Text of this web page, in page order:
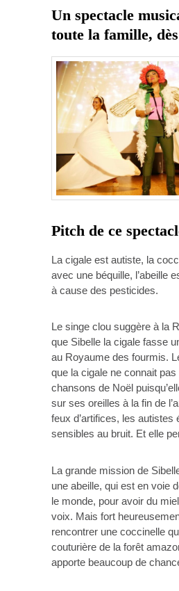
Un spectacle
toute la famille,
Pitch de ce
La cigale est autiste, la
avec une béquille, l’abeille
à cause des pesticides.
Le singe clou suggère à la
que Sibelle la cigale fasse
au Royaume des fourmis.
que la cigale ne connait
chansons de Noël
sur ses oreilles à la fin de
feux d’artifices, les autistes
sensibles au bruit. Et elle
La grande mission de
une abeille, qui est en voie
le monde, pour avoir du
voix. Mais fort
rencontrer une coccinelle
couturière de la forêt
apporte beaucoup de